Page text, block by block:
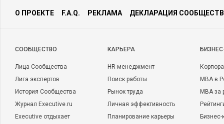
О ПРОЕКТЕ F.A.Q. РЕКЛАМА ДЕКЛАРАЦИЯ
CООБЩЕСТВО
Лица Сообщества
Лига экспертов
История Сообщества
Журнал Executive.ru
Executive отдыхает
КАРЬЕРА
HR-менеджмент
Поиск работы
Рынок труда
Личная эффективность
Планирование карьеры
MBA в
MBA
Бизнес-